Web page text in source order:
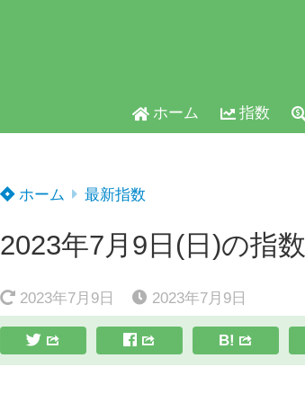
ホーム 指数
ホーム 最新指数
2023年7月9日(日)の指数
2023年7月9日 2023年7月9日
B!